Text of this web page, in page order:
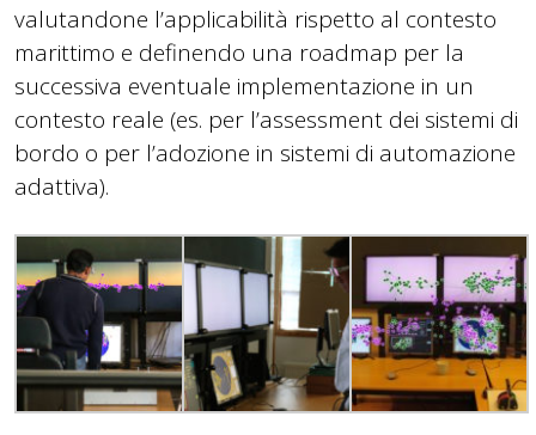
valutandone l’applicabilità rispetto al contesto
marittimo e definendo una roadmap per la
successiva eventuale implementazione in un
contesto reale (es. per l’assessment dei sistemi di
bordo o per l’adozione in sistemi di automazione
adattiva).